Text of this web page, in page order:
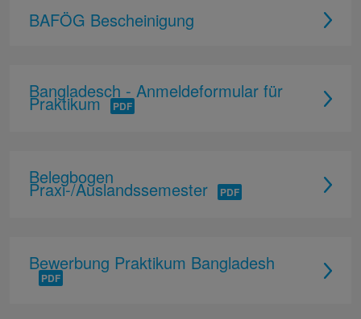
BAFÖG Bescheinigung
Bangladesch - Anmeldeformular für
Praktikum
Belegbogen
Praxi-/Auslandssemester
Bewerbung Praktikum Bangladesh